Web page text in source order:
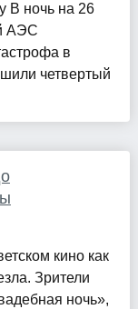
В ночь на 26
АЭС
в
четвертый
кино как
Зрители
ночь»,